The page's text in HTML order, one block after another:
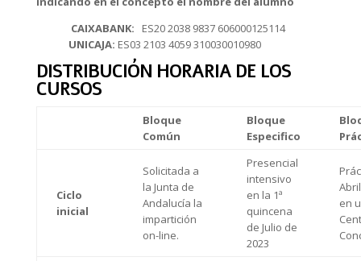
CAIXABANK: ES20 2038 9837 606000125114
UNICAJA: ES03 2103 4059 310030010980
DISTRIBUCIÓN HORARIA DE LOS
CURSOS
Bloque
Común
Bloque
Especifico
Ciclo
inicial
Solicitada a
la Junta de
Andalucía la
impartición
on-line.
Presencial
intensivo
en la 1ª
quincena
de Julio de
2023
en